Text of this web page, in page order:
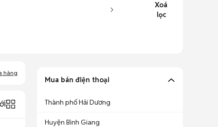
Xoá
lọc
hàng
Mua bán điện thoại
Thành phố Hải Dương
Huyện Bình Giang